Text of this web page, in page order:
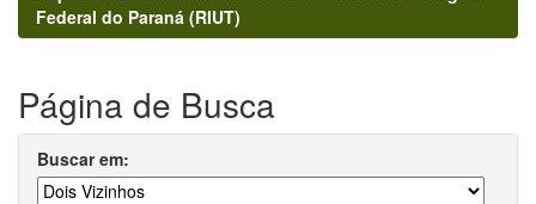
Federal do Paraná (RIUT)
Página de Busca
Buscar em: